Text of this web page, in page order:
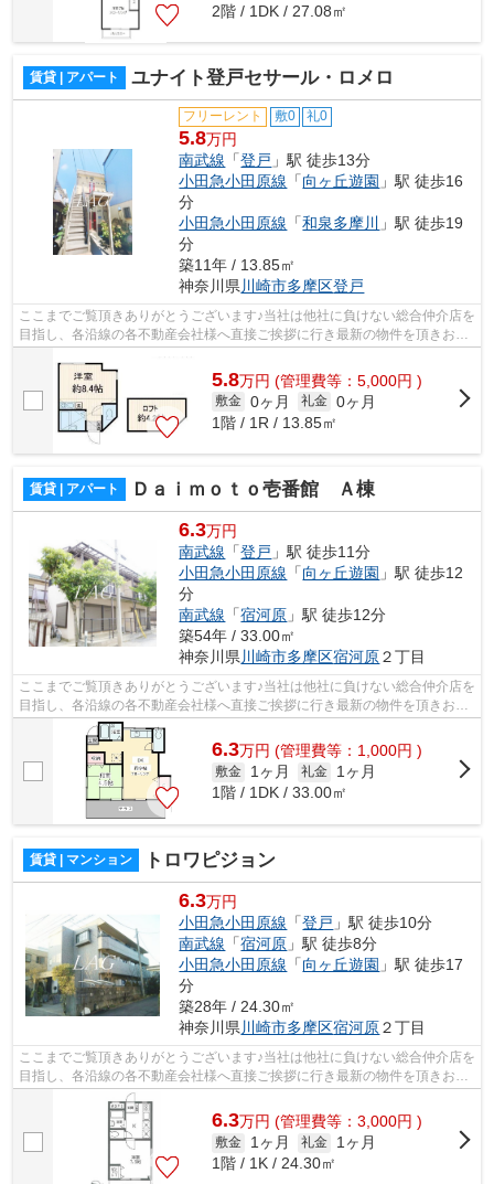
2階 / 1DK / 27.08㎡
賃貸 | アパート ユナイト登戸セサール・ロメロ
フリーレント 敷0 礼0
5.8万円
南武線 「登戸 」駅 徒歩13分
小田急小田原線 「向ヶ丘遊園 」駅 徒歩16
分
小田急小田原線 「和泉多摩川
」駅 徒歩19
分
築11年 / 13.85㎡
神奈川県 川崎市多摩区登戸
ここまでご覧頂きありがとうございます♪当社は他社に負けない総合仲介店を
目指し、各沿線の各不動産会社様へ直接ご挨拶に行き最新の物件を頂きお客
5.8万円 (管理費等：5,000円 )
敷金 0ヶ月 礼金 0ヶ月
1階 / 1R / 13.85㎡
賃貸 | アパート Ｄａｉｍｏｔｏ壱番館 Ａ棟
6.3万円
南武線 「登戸 」駅 徒歩11分
小田急小田原線 「向ヶ丘遊園 」駅 徒歩12
分
南武線 「宿河原 」駅 徒歩12分
築54年 / 33.00㎡
神奈川県 川崎市多摩区宿河原２丁目
ここまでご覧頂きありがとうございます♪当社は他社に負けない総合仲介店を
目指し、各沿線の各不動産会社様へ直接ご挨拶に行き最新の物件を頂きお客
様へ提供しております！最新の情報は...
6.3万円 (管理費等：1,000円 )
敷金 1ヶ月 礼金
1ヶ月
1階 / 1DK / 33.00㎡
賃貸 | マンション トロワピジョン
6.3万円
小田急小田原線 「登戸 」駅 徒歩10分
南武線 「宿河原 」駅 徒歩8分
小田急小田原線 「向ヶ丘遊園 」駅 徒歩17
分
築28年 / 24.30㎡
神奈川県 川崎市多摩区宿河原２丁目
ここまでご覧頂きありがとうございます♪当社は他社に負けない総合仲介店を
目指し、各沿線の各不動産会社様へ直接ご挨拶に行き最新の物件を頂きお客
様へ提供しております！最新の情報は...
6.3万円 (管理費等：3,000円 )
敷金 1ヶ月 礼金
1ヶ月
1階 / 1K / 24.30㎡